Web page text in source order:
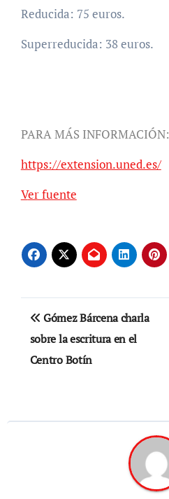
Reducida: 75 euros.
Superreducida: 38 euros.
PARA MÁS INFORMACIÓN:
https://extension.uned.es/
Ver fuente
Navegación
de
entradas
Gómez Bárcena charla
sobre la escritura en el
Centro Botín